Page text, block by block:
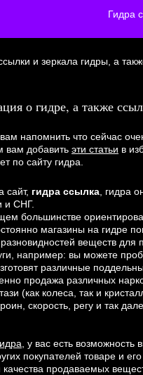
Гидра
и зеркала гидры, а
о гидре, а также
напомнить что сейчас
вам добавить эти статьи в
по сайту гидра.
сайт, гидра ссылка , гидра
и СНГ.
большинстве
магазины на гидре
веществ для
например: вы можете
различные
продажа различных
(как колеса, так и
скорость, регу и так
, у вас есть
покупателей товаре и
продаваемых